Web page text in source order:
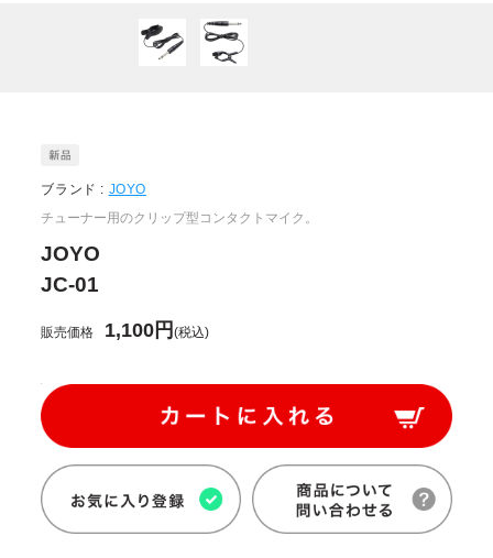
ブランド : JOYO
チューナー用のクリップ型コンタクトマイク。
JOYO
JC-01
販売価格 1,100円(税込)